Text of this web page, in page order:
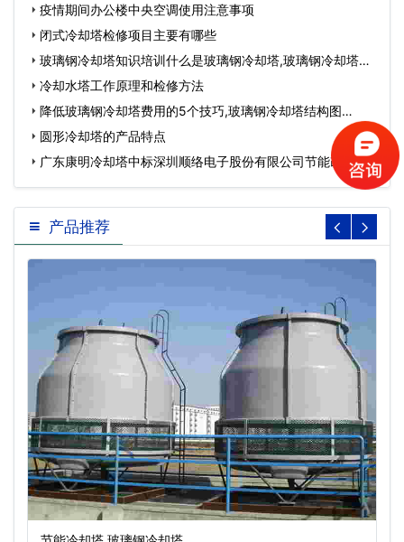
疫情期间办公楼中央空调使用注意事项
闭式冷却塔检修项目主要有哪些
玻璃钢冷却塔知识培训什么是玻璃钢冷却塔,玻璃钢冷却塔参
数…冷却水塔工作原理和检修方法
降低玻璃钢冷却塔费用的5个技巧,玻璃钢冷却塔结构图…
圆形冷却塔的产品特点
广东康明冷却塔中标深圳顺络电子股份有限公司节能改造工
程…
产品推荐